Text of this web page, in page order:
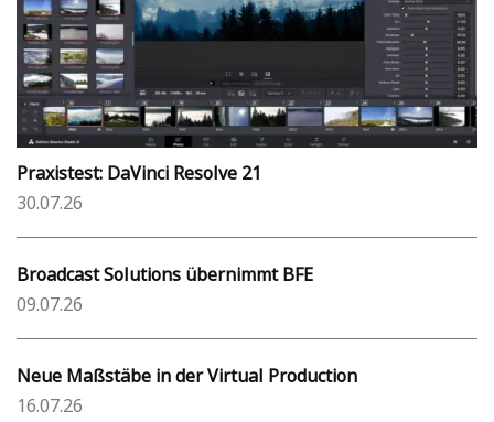
Praxistest: DaVinci Resolve 21
30.07.26
Broadcast Solutions übernimmt BFE
09.07.26
Neue Maßstäbe in der Virtual Production
16.07.26